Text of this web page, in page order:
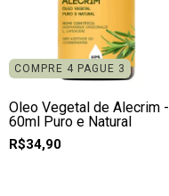
COMPRE 4 PAGUE 3
Óleo Vegetal de Alecrim -
60ml Puro e Natural
R$34,90